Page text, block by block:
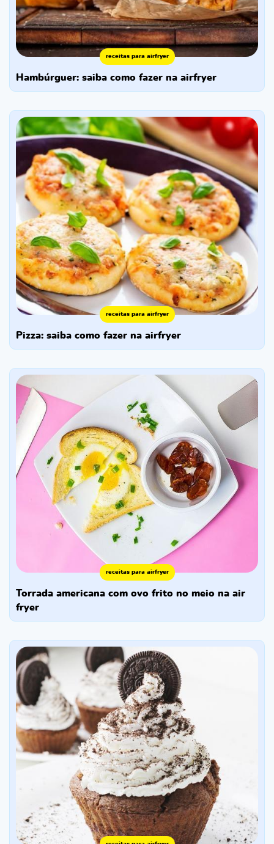
receitas para airfryer
hambúrguer: saiba como fazer na airfryer
receitas para airfryer
pizza: saiba como fazer na airfryer
receitas para airfryer
torrada americana com ovo frito no meio na air
fryer